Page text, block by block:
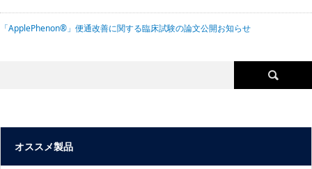
「ApplePhenon®」便通改善に関する臨床試験の論文公開お知らせ
オススメ製品